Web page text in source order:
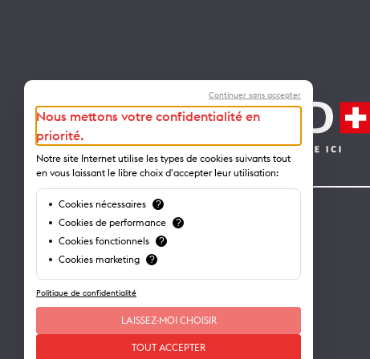
Contact
Lausanne Tourisme – administration
1001 Lausanne – Suisse
info@lausanne-tourisme.ch
+41 21 613 73 73
Continuer sans accepter
Nous mettons votre confidentialité en
priorité.
Notre site Internet utilise les types de cookies suivants tout
en vous laissant le libre choix d'accepter leur utilisation:
Cookies nécessaires ?
Cookies de performance ?
Cookies fonctionnels ?
Cookies marketing ?
Politique de confidentialité
LAISSEZ-MOI CHOISIR
TOUT ACCEPTER